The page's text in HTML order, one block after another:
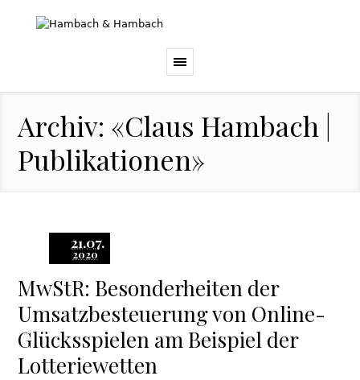
Archiv: «Claus Hambach |
Publikationen»
21.07.
2020
MwStR: Besonderheiten der
Umsatzbesteuerung von Online-
Glücksspielen am Beispiel der
Lotteriewetten